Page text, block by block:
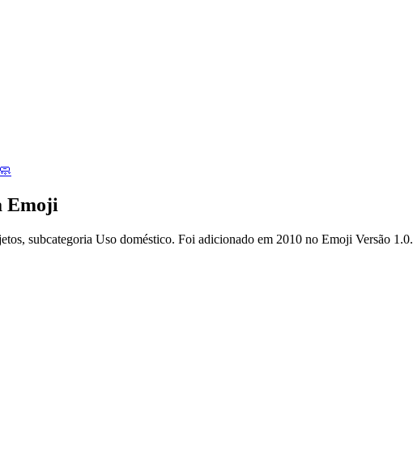
🧼
Emoji
subcategoria Uso doméstico. Foi adicionado em 2010 no Emoji Versão 1.0.